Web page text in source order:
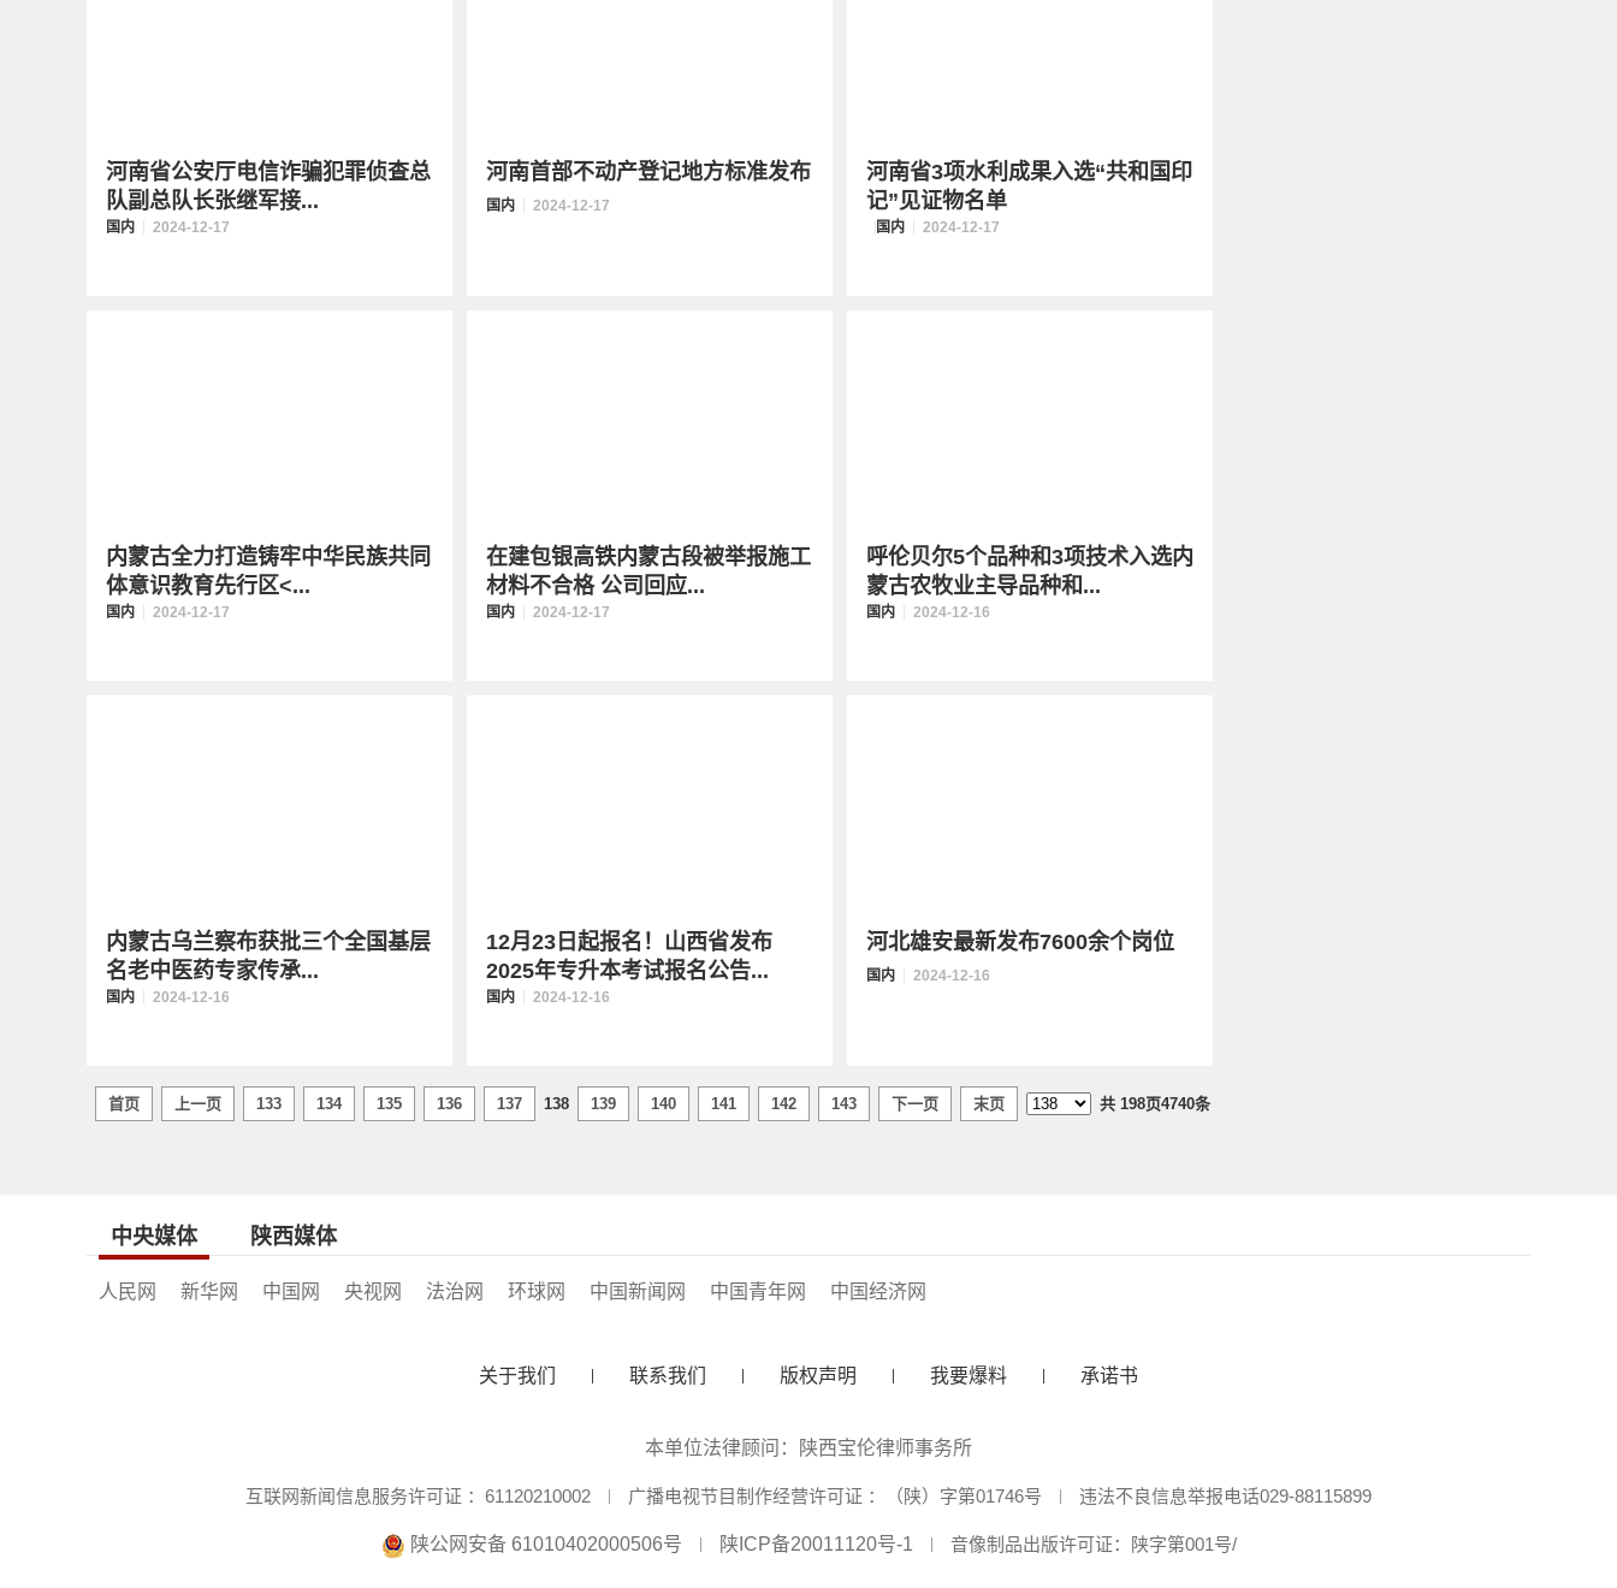
河南省公安厅电信诈骗犯罪侦查总
队副总队长张继军接...
国内 2024-12-17
河南首部不动产登记地方标准发布
国内 2024-12-17
河南省3项水利成果入选“共和国印
记”见证物名单
国内 2024-12-17
内蒙古全力打造铸牢中华民族共同
体意识教育先行区<...
国内 2024-12-17
在建包银高铁内蒙古段被举报施工
材料不合格 公司回应...
国内 2024-12-17
呼伦贝尔5个品种和3项技术入选内
蒙古农牧业主导品种和...
国内 2024-12-16
内蒙古乌兰察布获批三个全国基层
名老中医药专家传承...
国内 2024-12-16
12月23日起报名！山西省发布
2025年专升本考试报名公告...
国内 2024-12-16
河北雄安最新发布7600余个岗位
国内 2024-12-16
首页 上一页 133 134 135 136 137 138 139 140 141 142 143 下一页 末页 共 198页4740条
中央媒体 陕西媒体
人民网 新华网 中国网 央视网 法治网 环球网 中国新闻网 中国青年网 中国经济网
关于我们 联系我们 版权声明 我要爆料 承诺书
本单位法律顾问：陕西宝伦律师事务所
互联网新闻信息服务许可证 ：61120210002 广播电视节目制作经营许可证 ：（陕）字第01746号 违法不良信息举报电话029-88115899
陕公网安备 61010402000506号 陕ICP备20011120号-1 音像制品出版许可证：陕字第001号/